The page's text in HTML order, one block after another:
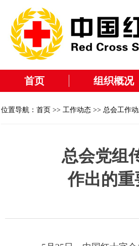
首页 组织概况
位置导航： 首页 >> 工作动态 >> 总会工作
总会党组
作出的